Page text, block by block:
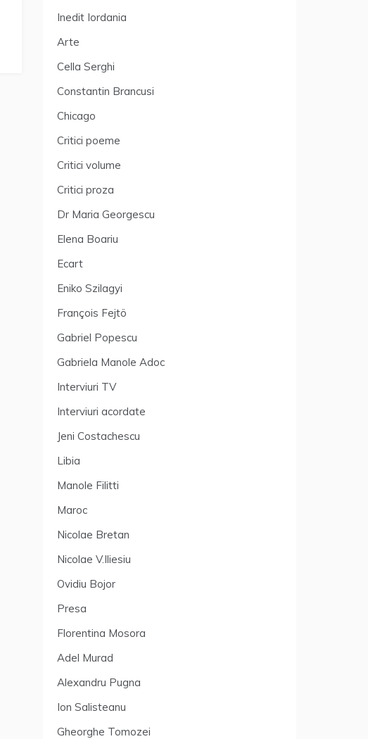
Inedit Iordania
Arte
Cella Serghi
Constantin Brancusi
Chicago
Critici poeme
Critici volume
Critici proza
Dr Maria Georgescu
Elena Boariu
Ecart
Eniko Szilagyi
François Fejtö
Gabriel Popescu
Gabriela Manole Adoc
Interviuri TV
Interviuri acordate
Jeni Costachescu
Libia
Manole Filitti
Maroc
Nicolae Bretan
Nicolae V.Iliesiu
Ovidiu Bojor
Presa
Florentina Mosora
Adel Murad
Alexandru Pugna
Ion Salisteanu
Gheorghe Tomozei